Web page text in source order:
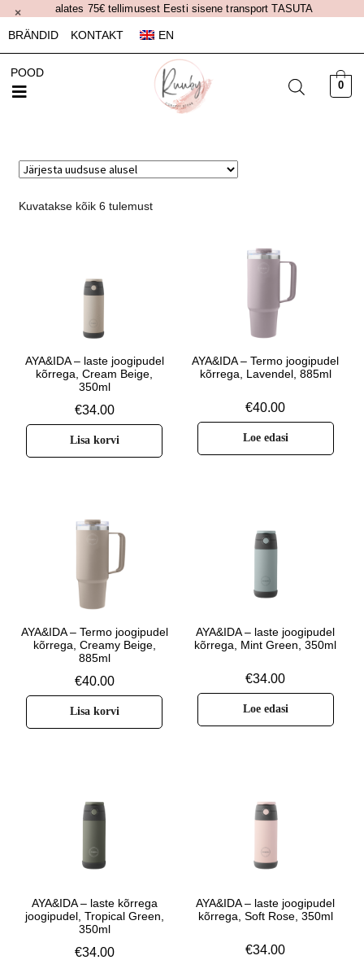
alates 75€ tellimusest Eesti sisene transport TASUTA
×
BRÄNDID
KONTAKT EN
POOD
0
Kuvatakse kõik 6 tulemust
AYA&IDA – laste joogipudel
kõrrega, Cream Beige,
350ml
€34.00
Lisa korvi
AYA&IDA – Termo joogipudel
kõrrega, Lavendel, 885ml
€40.00
Loe edasi
AYA&IDA – Termo joogipudel
kõrrega, Creamy Beige,
885ml
€40.00
Lisa korvi
AYA&IDA – laste joogipudel
kõrrega, Mint Green, 350ml
€34.00
Loe edasi
AYA&IDA – laste kõrrega
joogipudel, Tropical Green,
350ml
€34.00
AYA&IDA – laste joogipudel
kõrrega, Soft Rose, 350ml
€34.00